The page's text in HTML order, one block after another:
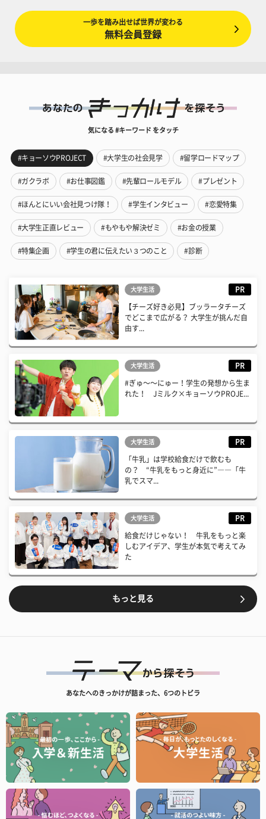
一歩を踏み出せば世界が変わる
無料会員登録
気になる #キーワード をタッチ
#キョーソウPROJECT #大学生の社会見学 #留学ロードマップ
#ガクラボ #お仕事図鑑 #先輩ロールモデル #プレゼント
#ほんとにいい会社見つけ隊！ #学生インタビュー #恋愛特集
#大学生正直レビュー #もやもや解決ゼミ #お金の授業
#特集企画 #学生の君に伝えたい３つのこと #診断
大学生活 PR
【チーズ好き必見】ブッラータチーズ
でどこまで広がる？ 大学生が挑んだ自
由す...
大学生活 PR
#ぎゅ〜〜にゅー！学生の発想から生ま
れた！ Jミルク×キョーソウPROJE...
大学生活 PR
「牛乳」は学校給食だけで飲むも
の？ “牛乳をもっと身近に”――「牛
乳でスマ...
大学生活 PR
給食だけじゃない！ 牛乳をもっと楽
しむアイデア、学生が本気で考えてみ
た
もっと見る
あなたへのきっかけが詰まった、6つのトビラ